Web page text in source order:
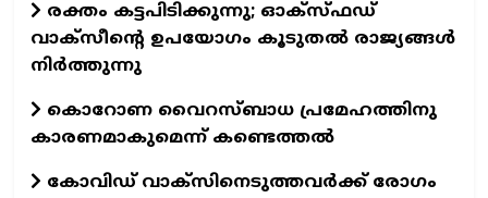
രക്തം കട്ടപിടിക്കുന്നു; ഓക്‌സ്ഫഡ്
വാക്‌സീന്റെ ഉപയോഗം കൂടുതല്‍ രാജ്യങ്ങള്‍
നിര്‍ത്തുന്നു
കൊറോണ വൈറസ്ബാധ പ്രമേഹത്തിനു
കാരണമാകുമെന്ന് കണ്ടെത്തല്‍
കോവിഡ് വാക്‌സിനെടുത്തവര്‍ക്ക് രോഗം